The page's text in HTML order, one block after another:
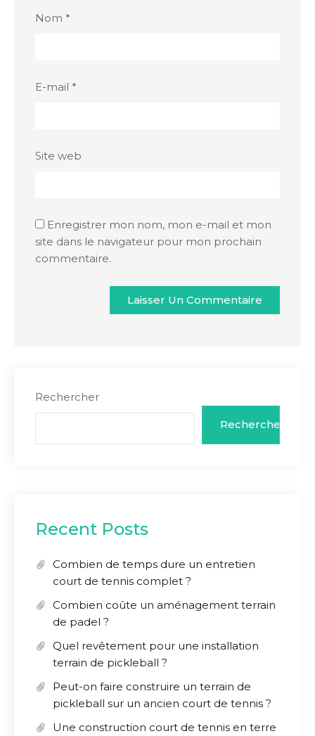
Nom *
E-mail *
Site web
Enregistrer mon nom, mon e-mail et mon
site dans le navigateur pour mon prochain
commentaire.
Rechercher
Rechercher
Recent Posts
Combien de temps dure un entretien
court de tennis complet ?
Combien coûte un aménagement terrain
de padel ?
Quel revêtement pour une installation
terrain de pickleball ?
Peut-on faire construire un terrain de
pickleball sur un ancien court de tennis ?
Une construction court de tennis en terre